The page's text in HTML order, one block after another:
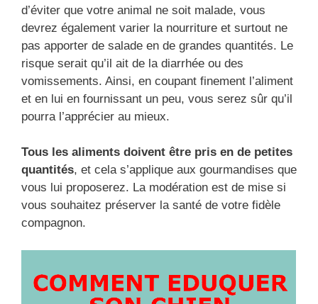
d’éviter que votre animal ne soit malade, vous
devrez également varier la nourriture et surtout ne
pas apporter de salade en de grandes quantités. Le
risque serait qu’il ait de la diarrhée ou des
vomissements. Ainsi, en coupant finement l’aliment
et en lui en fournissant un peu, vous serez sûr qu’il
pourra l’apprécier au mieux.
Tous les aliments doivent être pris en de petites
quantités, et cela s’applique aux gourmandises que
vous lui proposerez. La modération est de mise si
vous souhaitez préserver la santé de votre fidèle
compagnon.